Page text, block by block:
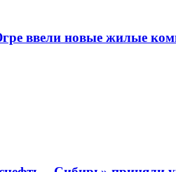
ввели новые жилые